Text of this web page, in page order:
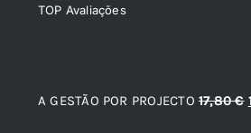
TOP Avaliações
A GESTÃO POR PROJECTO 17,80€